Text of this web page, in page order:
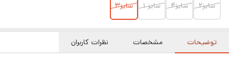
سایز۲ سایز۴ سایز ۱ سایز۳
توضیحات مشخصات نظرات کاربران